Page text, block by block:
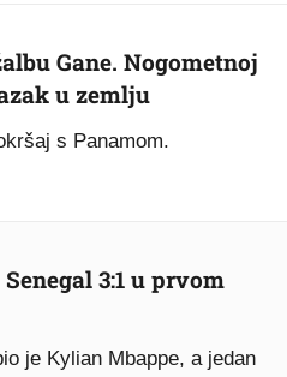
Gane. Nogometnoj
u zemlju
s Panamom.
3:1 u prvom
je Kylian Mbappe, a jedan